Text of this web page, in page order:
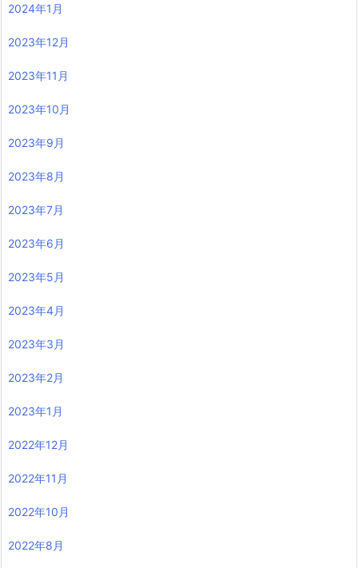
2024年1月
2023年12月
2023年11月
2023年10月
2023年9月
2023年8月
2023年7月
2023年6月
2023年5月
2023年4月
2023年3月
2023年2月
2023年1月
2022年12月
2022年11月
2022年10月
2022年8月